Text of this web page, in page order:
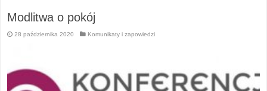
Modlitwa o pokój
28 października 2020 Komunikaty i zapowiedzi